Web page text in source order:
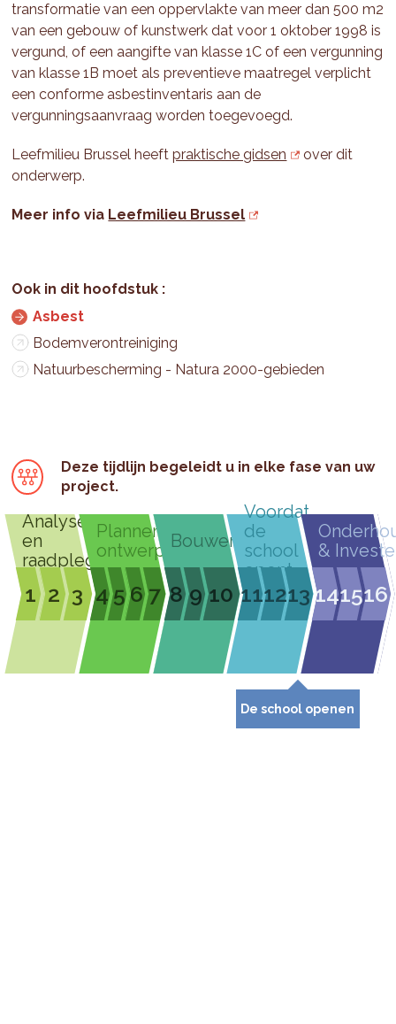
transformatie van een oppervlakte van meer dan 500 m2
van een gebouw of kunstwerk dat voor 1 oktober 1998 is
vergund, of een aangifte van klasse 1C of een vergunning
van klasse 1B moet als preventieve maatregel verplicht
een conforme asbestinventaris aan de
vergunningsaanvraag worden toegevoegd.
Leefmilieu Brussel heeftpraktische gidsen
over dit
onderwerp.
Meer info via Leefmilieu Brussel
Asbest
Bodemverontreiniging
Natuurbescherming - Natura 2000-gebieden
Deze tijdlijn begeleidt u in elke fase van uw
project.
Analyseren
en
raadplegen
1 2 3
Plannen &
ontwerpen
4 567
Bouwen
8 9 10
Voordat
de
school
opent
111213
De school openen
&
141516